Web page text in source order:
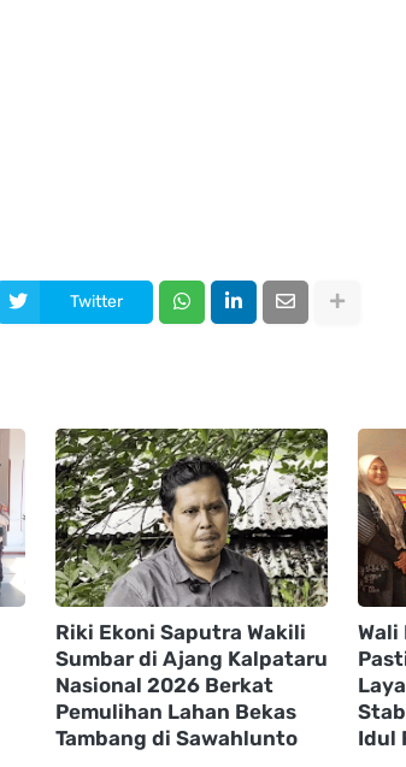
Twitter
Riki Ekoni Saputra Wakili
Sumbar di Ajang Kalpataru
Nasional 2026 Berkat
Pemulihan Lahan Bekas
Tambang di Sawahlunto
Wali
Idul